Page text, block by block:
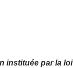
instituée par la